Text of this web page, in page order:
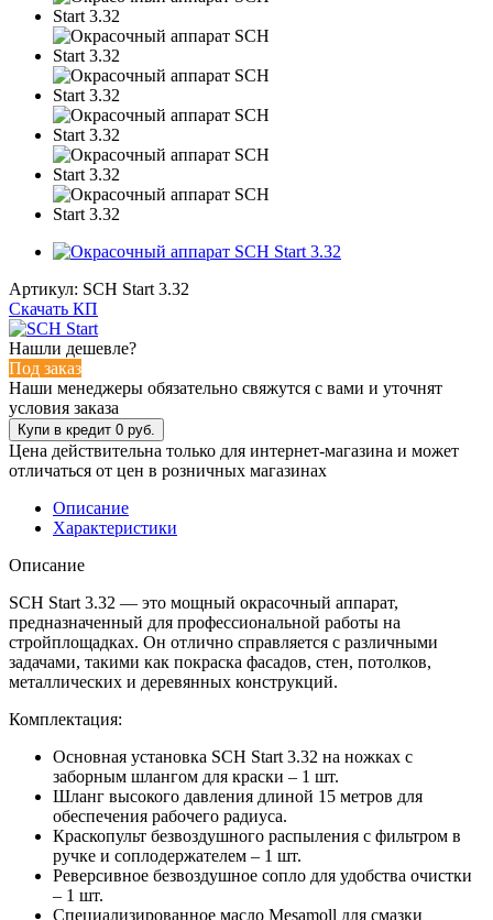
Артикул: SCH Start 3.32
Скачать КП
Нашли дешевле?
Под заказ
Наши менеджеры обязательно свяжутся с вами и уточнят
условия заказа
Цена действительна только для интернет-магазина и может
отличаться от цен в розничных магазинах
Описание
Характеристики
Описание
SCH Start 3.32 — это мощный окрасочный аппарат,
предназначенный для профессиональной работы на
стройплощадках. Он отлично справляется с различными
задачами, такими как покраска фасадов, стен, потолков,
металлических и деревянных конструкций.
Комплектация:
Основная установка SCH Start 3.32 на ножках с
заборным шлангом для краски – 1 шт.
Шланг высокого давления длиной 15 метров для
обеспечения рабочего радиуса.
Краскопульт безвоздушного распыления с фильтром в
ручке и соплодержателем – 1 шт.
Реверсивное безвоздушное сопло для удобства очистки
– 1 шт.
Специализированное масло Mesamoll для смазки